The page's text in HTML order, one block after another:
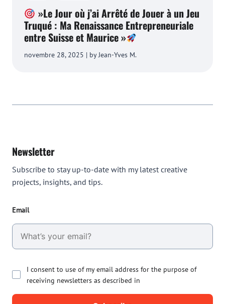
»Le Jour où j’ai Arrêté de Jouer à un Jeu
Truqué : Ma Renaissance Entrepreneuriale
entre Suisse et Maurice »
novembre 28, 2025 | by Jean-Yves M.
Newsletter
Subscribe to stay up-to-date with my latest creative
projects, insights, and tips.
Email
I consent to use of my email address for the purpose of
receiving newsletters as described in